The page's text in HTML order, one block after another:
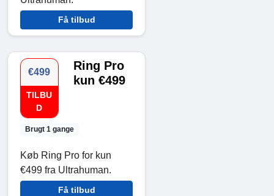
Få tilbud
€499
TILBU
D
Brugt 1 gange
Ring Pro
kun €499
Køb Ring Pro for kun
€499 fra Ultrahuman.
Få tilbud